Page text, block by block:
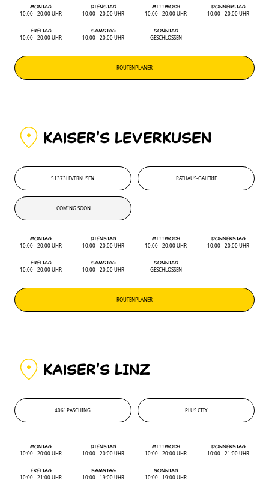
ROUTENPLANER
MONTAG
10:00 - 20:00 UHR
DIENSTAG
10:00 - 20:00 UHR
MITTWOCH
10:00 - 20:00 UHR
DONNERSTAG
10:00 - 20:00 UHR
FREITAG
10:00 - 20:00 UHR
SAMSTAG
10:00 - 20:00 UHR
SONNTAG
GESCHLOSSEN
KAiSER'S LEVERKUSEN
51373LEVERKUSEN
RATHAUS-GALERIE
COMING SOON
ROUTENPLANER
MONTAG
10:00 - 20:00 UHR
DIENSTAG
10:00 - 20:00 UHR
MITTWOCH
10:00 - 20:00 UHR
DONNERSTAG
10:00 - 20:00 UHR
FREITAG
10:00 - 20:00 UHR
SAMSTAG
10:00 - 20:00 UHR
SONNTAG
GESCHLOSSEN
KAiSER'S LINZ
4061PASCHING
PLUS CITY
MONTAG
10:00 - 20:00 UHR
DIENSTAG
10:00 - 20:00 UHR
MITTWOCH
10:00 - 20:00 UHR
DONNERSTAG
10:00 - 21:00 UHR
FREITAG
10:00 - 21:00 UHR
SAMSTAG
10:00 - 19:00 UHR
SONNTAG
10:00 - 19:00 UHR